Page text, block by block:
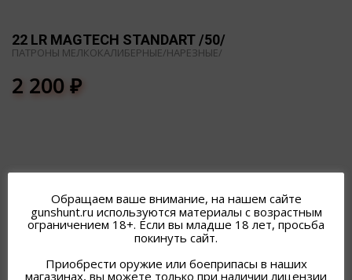
22 LR MAGTECH STANDART /50/
ПАТРОНЫ МЕЛКОКАЛИБЕРНЫЕ/НАРЕЗНЫЕ/
2 200₽
ПОХОЖИЕ ТОВАРЫ
Обращаем ваше внимание, на нашем сайте
gunshunt.ru используются материалы с возрастным
ограничением 18+. Если вы младше 18 лет, просьба
покинуть сайт.
Приобрести оружие или боеприпасы в наших
магазинах, вы можете только при наличии лицензии